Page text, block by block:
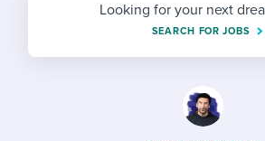
Establishing an
Candidate/
HR terms
Overall career
Looking for your next
SEARCH FOR JOBS